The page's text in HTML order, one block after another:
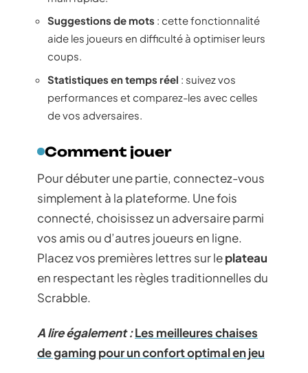
Suggestions de mots : cette fonctionnalité
aide les joueurs en difficulté à optimiser leurs
coups.
Statistiques en temps réel : suivez vos
performances et comparez-les avec celles
de vos adversaires.
Comment jouer
Pour débuter une partie, connectez-vous
simplement à la plateforme. Une fois
connecté, choisissez un adversaire parmi
vos amis ou d’autres joueurs en ligne.
Placez vos premières lettres sur leplateau
en respectant les règles traditionnelles du
Scrabble.
A lire également :Les meilleures chaises
de gaming pour un confort optimal en jeu